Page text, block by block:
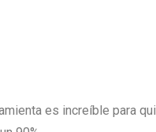
es increíble para